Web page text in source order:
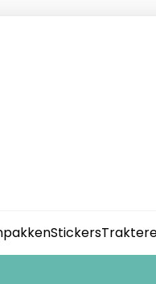
Stickers